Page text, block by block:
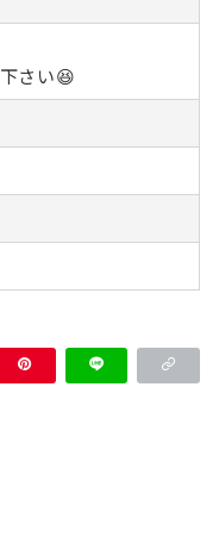
さい😆